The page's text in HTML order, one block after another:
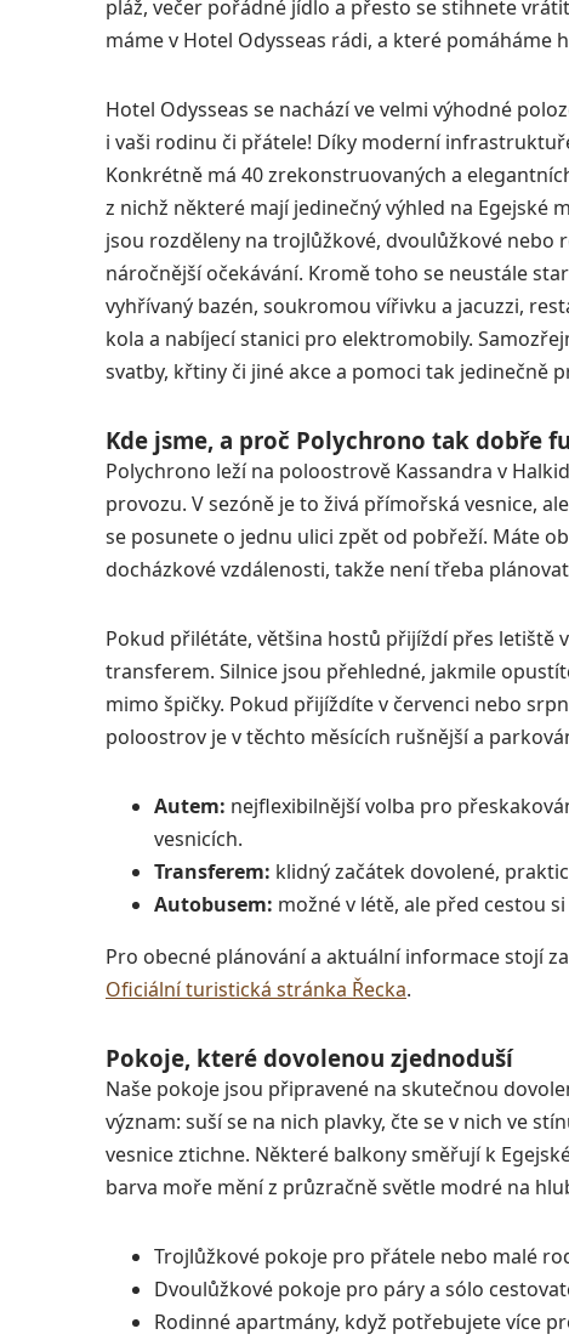
pláž, večer pořádné jídlo a přesto se stihnete
máme v Hotel Odysseas rádi, a které pomáháme
Hotel Odysseas se nachází ve velmi výhodné
i vaši rodinu či přátele! Díky moderní
Konkrétně má 40 zrekonstruovaných a
z nichž některé mají jedinečný výhled na Egejské
jsou rozděleny na trojlůžkové, dvoulůžkové nebo
náročnější očekávání. Kromě toho se neustále
vyhřívaný bazén, soukromou vířivku a jacuzzi,
kola a nabíjecí stanici pro elektromobily.
svatby, křtiny či jiné akce a pomoci tak jedinečně
Kde jsme, a proč Polychrono tak dobře
Polychrono leží na poloostrově Kassandra v
provozu. V sezóně je to živá přímořská vesnice,
se posunete o jednu ulici zpět od pobřeží. Máte
docházkové vzdálenosti, takže není třeba
Pokud přilétáte, většina hostů přijíždí přes letiště
transferem. Silnice jsou přehledné, jakmile
mimo špičky. Pokud přijíždíte v červenci nebo
poloostrov je v těchto měsících rušnější a
Autem: nejflexibilnější volba pro
vesnicích.
Transferem: klidný začátek dovolené,
Autobusem: možné v létě, ale před cestou
Pro obecné plánování a aktuální informace stojí
Oficiální turistická stránka Řecka.
Pokoje, které dovolenou zjednoduší
Naše pokoje jsou připravené na skutečnou
význam: suší se na nich plavky, čte se v nich ve
vesnice ztichne. Některé balkony směřují k
barva moře mění z průzračně světle modré na
Trojlůžkové pokoje pro přátele nebo malé
Dvoulůžkové pokoje pro páry a sólo
Rodinné apartmány, když potřebujete více